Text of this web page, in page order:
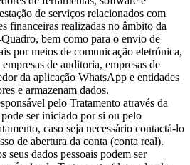
de serviços relacionados com
financeiras realizadas no âmbito da
bem como para o envio de
por meios de comunicação eletrónica,
de auditoria, empresas de
da aplicação WhatsApp e entidades
e armazenam dados.
pelo Tratamento através da
ser iniciado por si ou pelo
caso seja necessário contactá-lo
de abertura da conta (conta real).
seus dados pessoais podem ser